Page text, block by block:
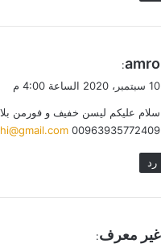
ي
ق
ل
amro
:
10 سبتمبر، 2020 الساعة 4:00 م
سلام عليكم ليسن خفيف و فورمن
00963935772409
رد
ي
غير معرف: